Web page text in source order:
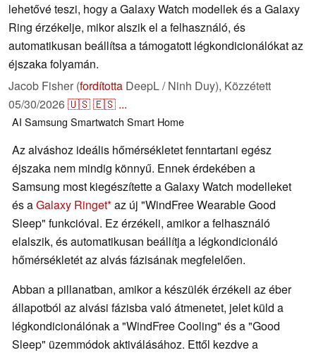
lehetővé teszi, hogy a Galaxy Watch modellek és a Galaxy
Ring érzékelje, mikor alszik el a felhasználó, és
automatikusan beállítsa a támogatott légkondicionálókat az
éjszaka folyamán.
Jacob Fisher (fordította DeepL / Ninh Duy), Közzétett
05/30/2026🇺🇸🇪🇸 ...
AI Samsung Smartwatch Smart Home
Az alváshoz ideális hőmérsékletet fenntartani egész
éjszaka nem mindig könnyű. Ennek érdekében a
Samsung most kiegészítette a Galaxy Watch modelleket
és aGalaxy Ringet az új "WindFree Wearable Good
Sleep" funkcióval. Ez érzékeli, amikor a felhasználó
elalszik, és automatikusan beállítja a légkondicionáló
hőmérsékletét az alvás fázisának megfelelően.
Abban a pillanatban, amikor a készülék érzékeli az éber
állapotból az alvási fázisba való átmenetet, jelet küld a
légkondicionálónak a "WindFree Cooling" és a "Good
Sleep" üzemmódok aktiválásához. Ettől kezdve a